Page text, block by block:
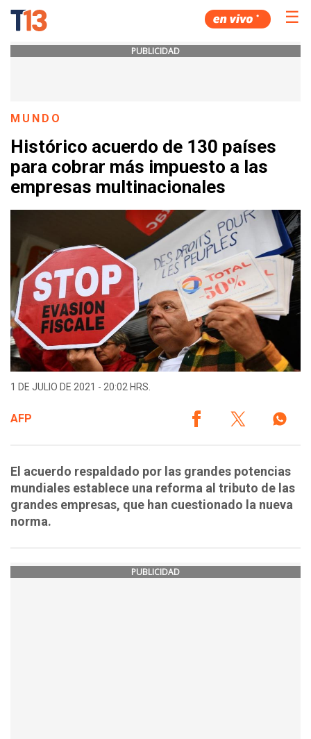
☰
PUBLICIDAD
MUNDO
Histórico acuerdo de 130 países
para cobrar más impuesto a las
empresas multinacionales
1 DE JULIO DE 2021 - 20:02 HRS.
AFP
El acuerdo respaldado por las grandes potencias
mundiales establece una reforma al tributo de las
grandes empresas, que han cuestionado la nueva
norma.
PUBLICIDAD